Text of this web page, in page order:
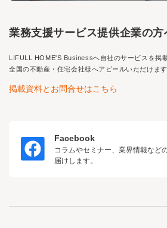
業務支援サービス提供企業の方
LIFULL HOME'S Businessへ自社のサービスを掲載
全国の不動産・住宅会社様へアピールいただけます
掲載資料とお問合せはこちら
Facebook
コラムやセミナー、業界情報など
届けします。